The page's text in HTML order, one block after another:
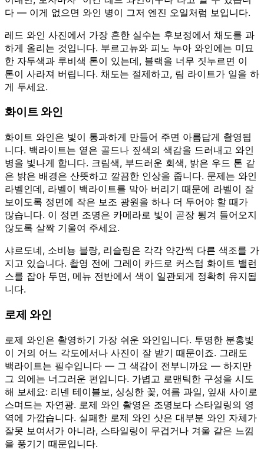
다 — 이게 없으면 와인 병이 그저 엔진 오일처럼 보입니다.
레드 와인 사진에서 가장 흔한 실수는 후보정에서 채도를 과
하게 올리는 것입니다. 부르고뉴와 피노 누아 와인에는 미묘
한 자두색과 루비색 톤이 있는데, 블랙을 너무 짓누르면 이
톤이 사라져 버립니다. 채도는 절제하고, 림 라이트가 일을 하
게 두세요.
화이트 와인
화이트 와인은 빛이 통과하게 만들어 주면 아름답게 촬영됩
니다. 백라이트는 옅은 골드나 짚색의 색감을 드러내고 와인
병을 빛나게 합니다. 크림색, 부드러운 회색, 밝은 우드 톤 같
은 밝은 배경은 산뜻하고 깔끔한 인상을 줍니다. 문제는 와인
라벨인데, 라벨이 백라이트를 막아 버리기 때문에 라벨이 잘
보이도록 정면에 작은 보조 광원을 하나 더 두어야 할 때가
많습니다. 이 정면 조명은 카메라로 빛이 곧장 튕겨 들어오지
않도록 살짝 기울여 주세요.
샤르도네, 소비뇽 블랑, 리슬링은 각각 약간씩 다른 색조를 가
지고 있습니다. 촬영 전에 그레이 카드로 커스텀 화이트 밸런
스를 잡아 두면, 메뉴 전반에서 색이 일관되게 정확히 유지됩
니다.
로제 와인
로제 와인은 촬영하기 가장 쉬운 와인입니다. 투명한 분홍빛
이 거의 어느 각도에서나 사진이 잘 받기 때문이죠. 그래도
백라이트는 필수입니다 — 그 색감이 전부니까요 — 하지만
그 외에는 너그러운 편입니다. 가볍고 로맨틱한 구성을 시도
해 보세요: 리넨 테이블보, 싱싱한 꽃, 여름 과일, 잎새 사이로
스며드는 자연광. 로제 와인 촬영은 조명보다 스타일링의 영
역에 가깝습니다. 실패한 로제 와인 샷은 대부분 와인 자체가
잘못 보여서가 아니라, 스타일링이 무겁거나 겨울 같은 느낌
을 풍기기 때문입니다.